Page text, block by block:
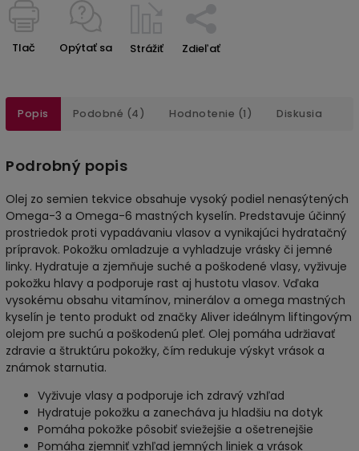
Tlač Opýtať sa Strážiť Zdieľať
Popis Podobné (4) Hodnotenie (1) Diskusia
Podrobný popis
Olej zo semien tekvice obsahuje vysoký podiel nenasýtených
Omega-3 a Omega-6 mastných kyselín. Predstavuje účinný
prostriedok proti vypadávaniu vlasov a vynikajúci hydratačný
prípravok. Pokožku omladzuje a vyhladzuje vrásky či jemné
linky. Hydratuje a zjemňuje suché a poškodené vlasy, vyživuje
pokožku hlavy a podporuje rast aj hustotu vlasov. Vďaka
vysokému obsahu vitamínov, minerálov a omega mastných
kyselín je tento produkt od značky Aliver ideálnym liftingovým
olejom pre suchú a poškodenú pleť. Olej pomáha udržiavať
zdravie a štruktúru pokožky, čím redukuje výskyt vrások a
známok starnutia.
Vyživuje vlasy a podporuje ich zdravý vzhľad
Hydratuje pokožku a zanecháva ju hladšiu na dotyk
Pomáha pokožke pôsobiť sviežejšie a ošetrenejšie
Pomáha zjemniť vzhľad jemných liniek a vrások